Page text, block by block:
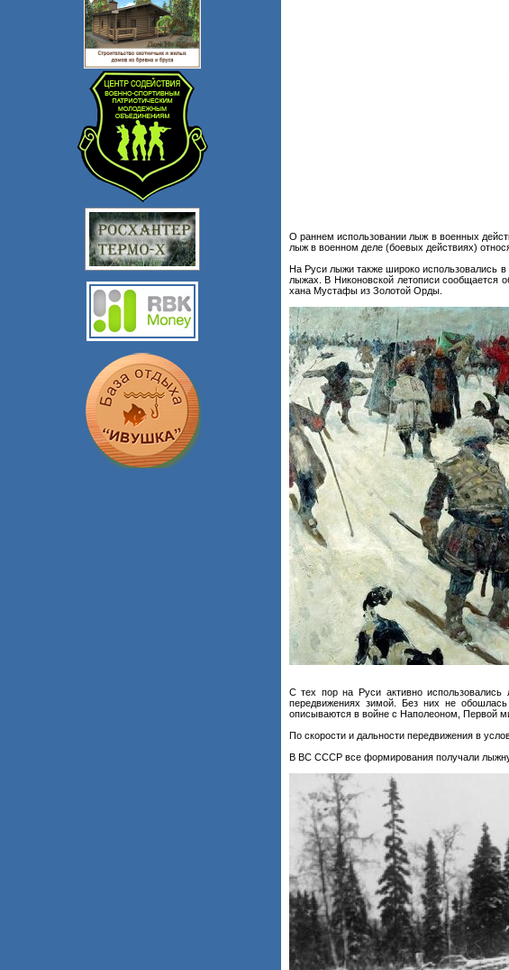
О раннем использовании лыж в военных
лыж в военном деле (боевых действиях)
На Руси лыжи также широко использовались
лыжах. В Никоновской летописи сообщается
хана Мустафы из Золотой Орды.
С тех пор на Руси активно
передвижениях зимой. Без них не
описываются в войне с Наполеоном, Первой
По скорости и дальности передвижения в
В ВС СССР все формирования получали